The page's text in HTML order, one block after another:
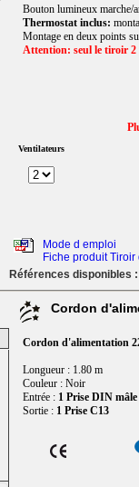
Bouton lumineux marche/
Thermostat inclus:
Montage en deux points
Attention: seul le tiroir 2
Ventilateurs
Mode d emploi
Fiche produit
Références disponibles :
Cordon
Cordon d'alimentation
Longueur : 1.80 m
Couleur : Noir
Entrée : 1 Prise DIN
Sortie : 1 Prise C13